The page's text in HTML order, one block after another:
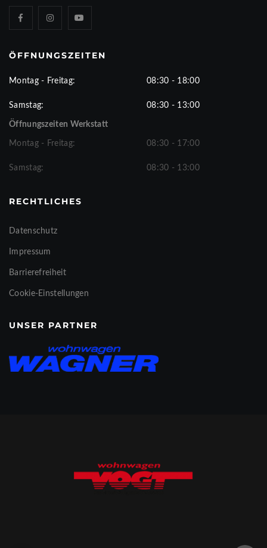
ÖFFNUNGSZEITEN
Montag - Freitag: 08:30 - 18:00
Samstag: 08:30 - 13:00
Öffnungszeiten Werkstatt
Montag - Freitag: 08:30 - 17:00
Samstag: 08:30 - 13:00
RECHTLICHES
Datenschutz
Impressum
Barrierefreiheit
Cookie-Einstellungen
UNSER PARTNER